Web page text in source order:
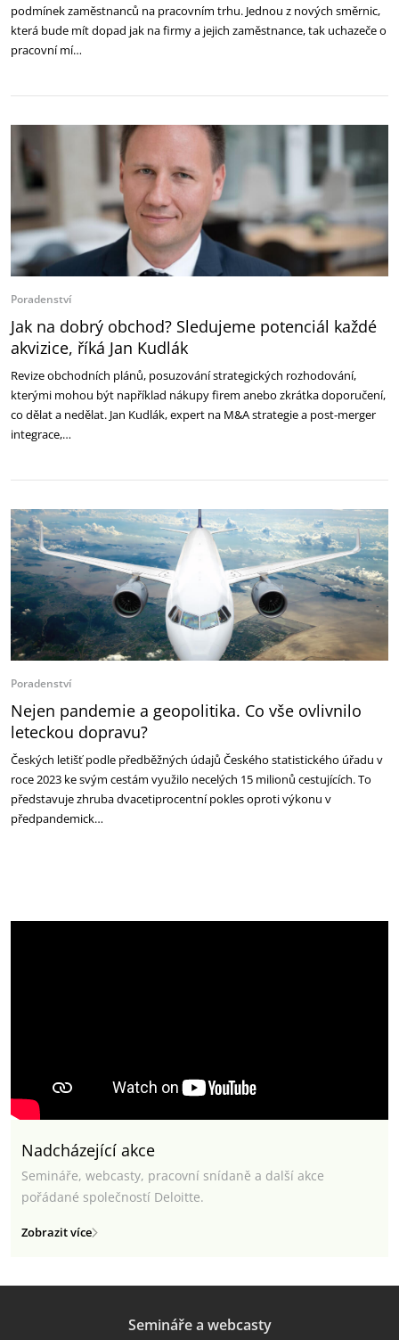
podmínek zaměstnanců na pracovním trhu. Jednou z nových směrnic,
která bude mít dopad jak na firmy a jejich zaměstnance, tak uchazeče o
pracovní mí…
Poradenství
Jak na dobrý obchod? Sledujeme potenciál každé
akvizice, říká Jan Kudlák
Revize obchodních plánů, posuzování strategických rozhodování,
kterými mohou být například nákupy firem anebo zkrátka doporučení,
co dělat a nedělat. Jan Kudlák, expert na M&A strategie a post-merger
integrace,…
Poradenství
Nejen pandemie a geopolitika. Co vše ovlivnilo
leteckou dopravu?
Českých letišť podle předběžných údajů Českého statistického úřadu v
roce 2023 ke svým cestám využilo necelých 15 milionů cestujících. To
představuje zhruba dvacetiprocentní pokles oproti výkonu v
předpandemick…
Nadcházející akce
Semináře, webcasty, pracovní snídaně a další akce
pořádané společností Deloitte.
Zobrazit více
Semináře a webcasty